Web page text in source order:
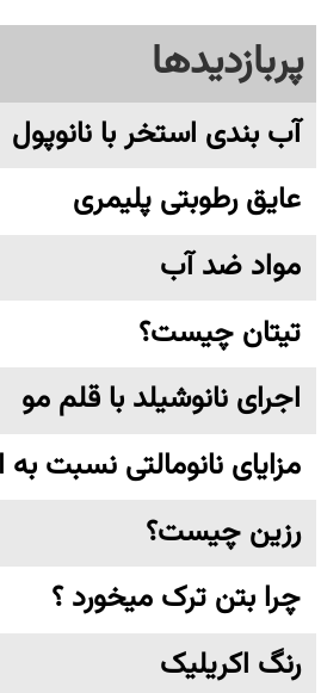
پربازدیدها
آب بندی استخر با نانوپول
عایق رطوبتی پلیمری
مواد ضد آب
تیتان چیست؟
اجرای نانوشیلد با قلم مو
مزایای نانومالتی نسبت به
رزین چیست؟
چرا بتن ترک میخورد ؟
رنگ اکریلیک